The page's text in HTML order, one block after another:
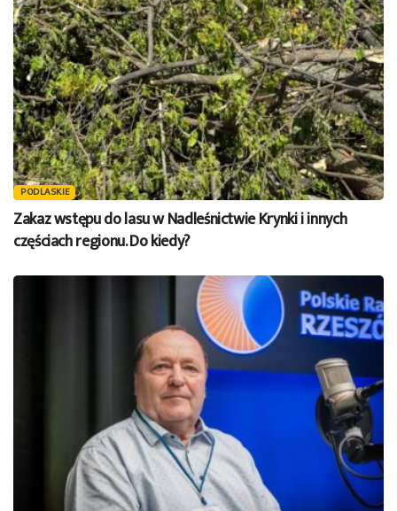
PODLASKIE
Zakaz wstępu do lasu w Nadleśnictwie Krynki i innych
częściach regionu. Do kiedy?